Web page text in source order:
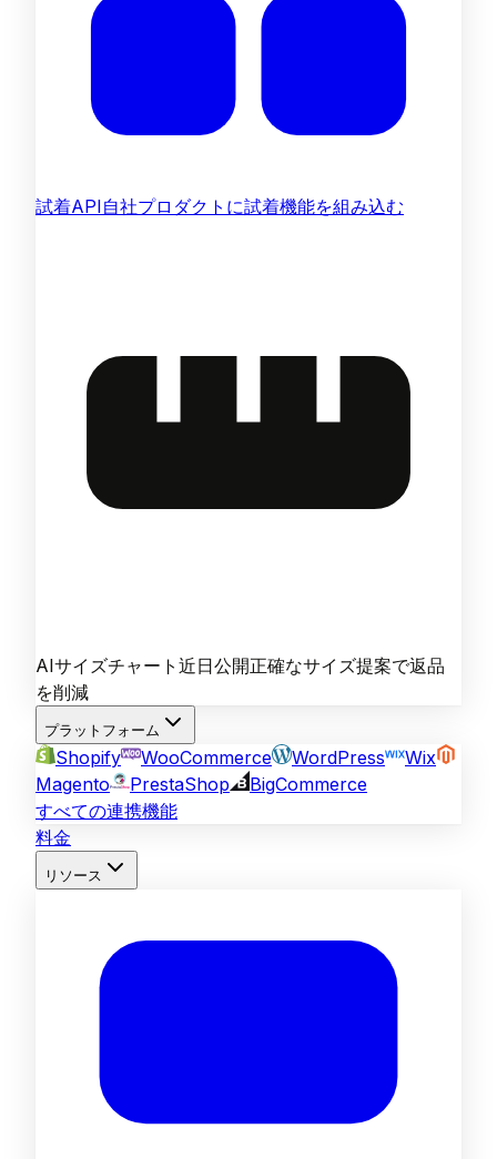
試着API自社プロダクトに試着機能を組み込む
AIサイズチャート 近日公開正確なサイズ提案で返品
を削減
プラットフォーム
Shopify WooCommerce WordPress
Wix
Magento
PrestaShop
BigCommerce
すべての連携機能
料金
リソース